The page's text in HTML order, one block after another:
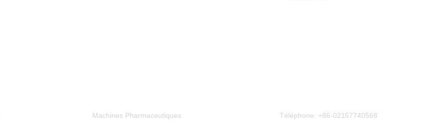
Machines Pharmaceutiques
Téléphone: +86-02157740568